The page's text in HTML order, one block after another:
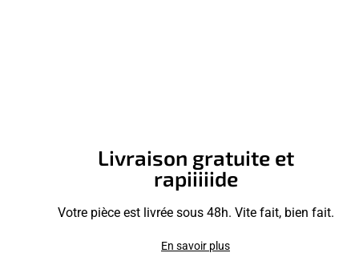
Livraison gratuite et
rapiiiiide
Votre pièce est livrée sous 48h. Vite fait, bien fait.
En savoir plus